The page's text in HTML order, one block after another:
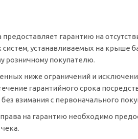
предоставляет гарантию на
устанавливаемых на крыше
розничному покупателю.
ниже ограничений и
гарантийного срока
взимания с первоначального
на гарантию необходимо